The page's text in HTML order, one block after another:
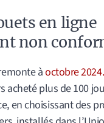
en ligne
non
àoctobre 2024.
acheté plus de 100
en choisissant des